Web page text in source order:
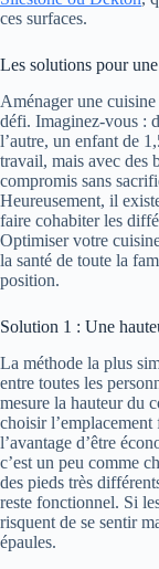
ces surfaces.
Les solutions pour
Aménager une
défi. Imaginez-vous :
l’autre, un enfant de
travail, mais avec des
compromis sans
Heureusement, il
faire cohabiter les
Optimiser votre
la santé de toute la
position.
Solution 1 : Une
La méthode la plus
entre toutes les
mesure la hauteur du
choisir
l’avantage d’être
c’est un peu comme
des pieds très
reste fonctionnel. Si
risquent de se sentir
épaules.